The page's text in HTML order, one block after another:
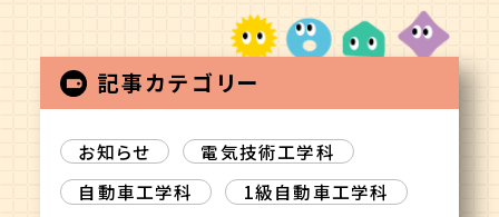
記事カテゴリー
お知らせ
電気技術工学科
自動車工学科
1級自動車工学科